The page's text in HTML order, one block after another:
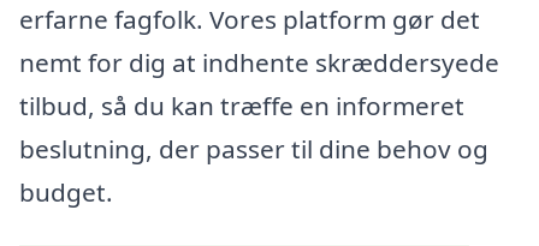
erfarne fagfolk. Vores platform gør det
nemt for dig at indhente skræddersyede
tilbud, så du kan træffe en informeret
beslutning, der passer til dine behov og
budget.